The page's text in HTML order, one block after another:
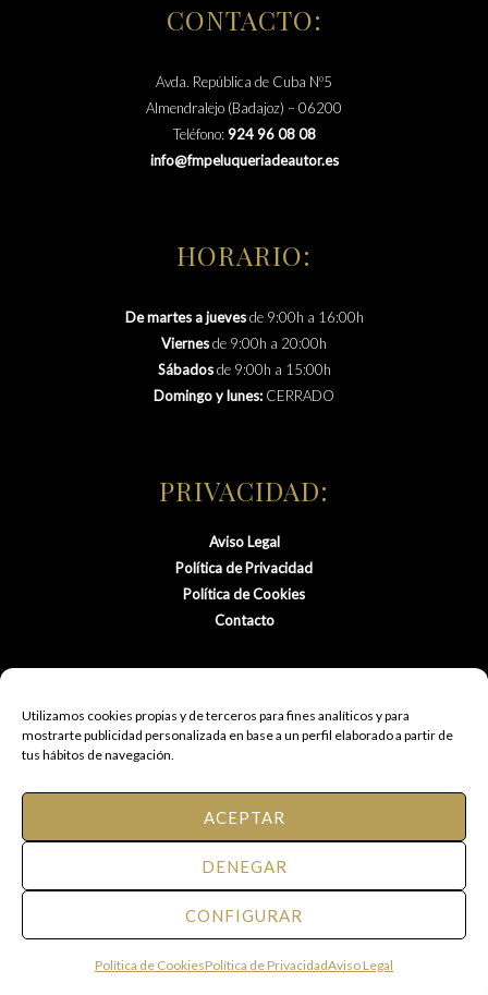
Utilizamos cookies propias y de terceros para fines analíticos y para
mostrarte publicidad personalizada en base a un perfil elaborado a partir de
tus hábitos de navegación.
ACEPTAR
DENEGAR
CONFIGURAR
Política de CookiesPolítica de PrivacidadAviso Legal
CONTACTO:
Avda. República de Cuba Nº5
Almendralejo (Badajoz) – 06200
Teléfono: 924 96 08 08
info@fmpeluqueriadeautor.es
HORARIO:
De martes a juevesde 9:00h a 16:00h
Viernesde 9:00h a 20:00h
Sábadosde 9:00h a 15:00h
Domingo y lunes: CERRADO
PRIVACIDAD:
Aviso Legal
Política de Privacidad
Política de Cookies
Contacto
Todos los derechos reservados.
Web diseñda por Eventos Posiciona